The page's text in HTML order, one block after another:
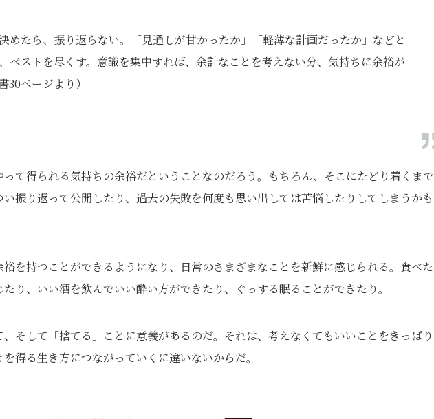
めたら、振り返らない。「見通しが甘かったか」「軽薄な計画だったか」などと
ベストを尽くす。意識を集中すれば、余計なことを考えない分、気持ちに余裕が
30ページより）
て得られる気持ちの余裕だということなのだろう。もちろん、そこにたどり着くまで
振り返って公開したり、過去の失敗を何度も思い出しては苦悩したりしてしまうかも
を持つことができるようになり、日常のさまざまなことを新鮮に感じられる。食べた
り、いい酒を飲んでいい酔い方ができたり、ぐっする眠ることができたり。
そして「捨てる」ことに意義があるのだ。それは、考えなくてもいいことをきっぱり
得る生き方につながっていくに違いないからだ。